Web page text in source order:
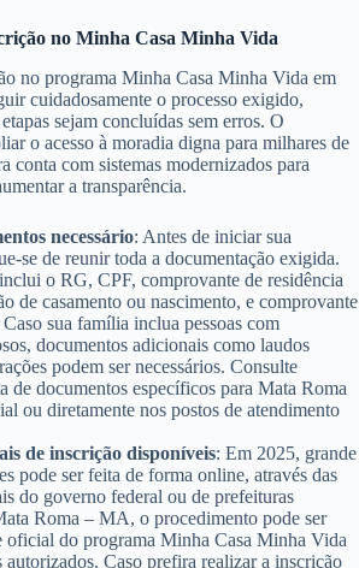
no Minha Casa Minha Vida
no programa Minha Casa Minha Vida em
cuidadosamente o processo exigido,
sejam concluídas sem erros. O
o acesso à moradia digna para milhares de
conta com sistemas modernizados para
a transparência.
necessário: Antes de iniciar sua
se de reunir toda a documentação exigida.
o RG, CPF, comprovante de residência
de casamento ou nascimento, e comprovante
sua família inclua pessoas com
documentos adicionais como laudos
podem ser necessários. Consulte
de documentos específicos para Mata Roma
ou diretamente nos postos de atendimento
de inscrição disponíveis: Em 2025, grande
pode ser feita de forma online, através das
do governo federal ou de prefeituras
Roma – MA, o procedimento pode ser
oficial do programa Minha Casa Minha Vida
Caso prefira realizar a inscrição